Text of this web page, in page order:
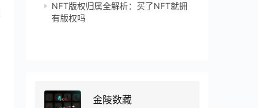
NFT版权归属全解析：买了NFT就拥
有版权吗
金陵数藏